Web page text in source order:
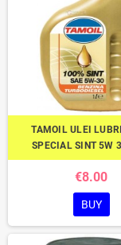
TAMOIL ULEI
SPECIAL SINT 5W
€8.00
BUY